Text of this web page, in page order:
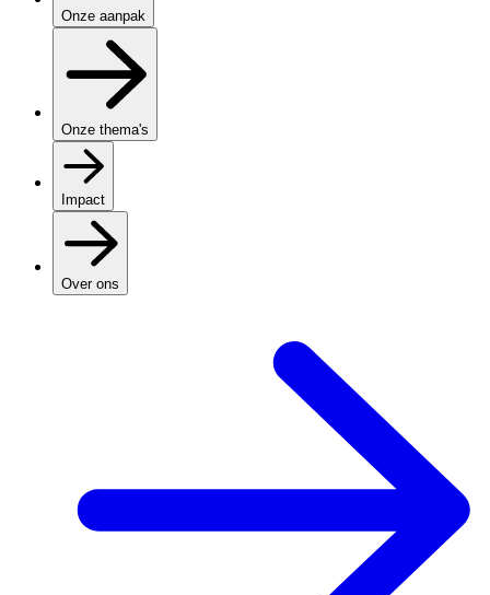
Onze aanpak
Onze thema's
Impact
Over ons